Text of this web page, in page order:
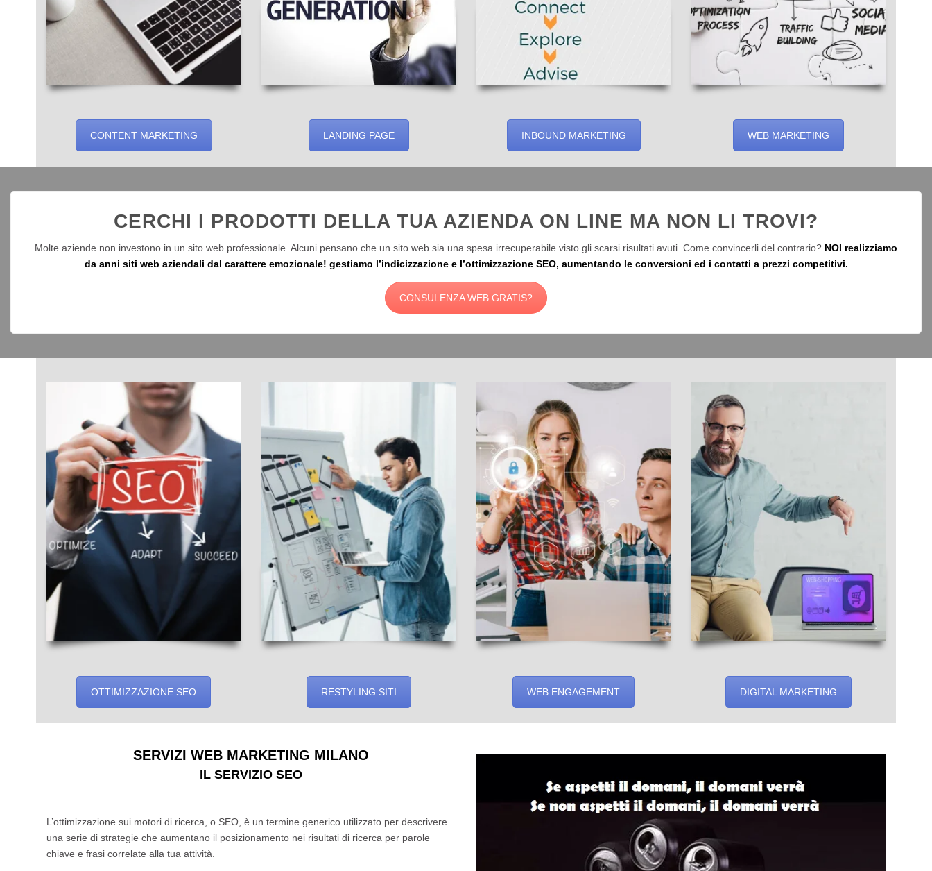
CONTENT MARKETING LANDING PAGE INBOUND MARKETING WEB MARKETING
CERCHI I PRODOTTI DELLA TUA AZIENDA ON LINE MA NON LI TROVI?
Molte aziende non investono in un sito web professionale. Alcuni pensano che un sito web sia una spesa irrecuperabile visto gli scarsi risultati avuti. Come convincerli del contrario? NOI realizziamo
da anni siti web aziendali dal carattere emozionale! gestiamo l’indicizzazione e l’ottimizzazione SEO, aumentando le conversioni ed i contatti a prezzi competitivi.
CONSULENZA WEB GRATIS?
OTTIMIZZAZIONE SEO RESTYLING SITI WEB ENGAGEMENT DIGITAL MARKETING
SERVIZI WEB MARKETING MILANO
IL SERVIZIO SEO
L’ottimizzazione sui motori di ricerca, o SEO, è un termine generico utilizzato per descrivere
una serie di strategie che aumentano il posizionamento nei risultati di ricerca per parole
chiave e frasi correlate alla tua attività.